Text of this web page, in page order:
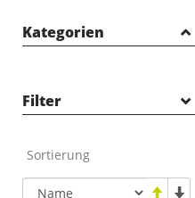
Kategorien
FAHRRÄDER
OUTLET
ZUBEHÖR
TEILE
Filter
Sortierung